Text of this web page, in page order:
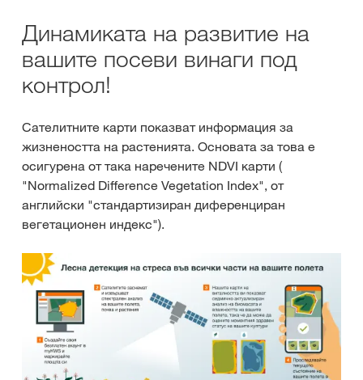
Динамиката на развитие на
вашите посеви винаги под
контрол!
Сателитните карти показват информация за
жизнеността на растенията. Основата за това е
осигурена от така наречените NDVI карти (
"Normalized Difference Vegetation Index", от
английски "стандартизиран диференциран
вегетационен индекс").